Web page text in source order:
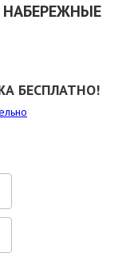
НАБЕРЕЖНЫЕ
БЕСПЛАТНО!